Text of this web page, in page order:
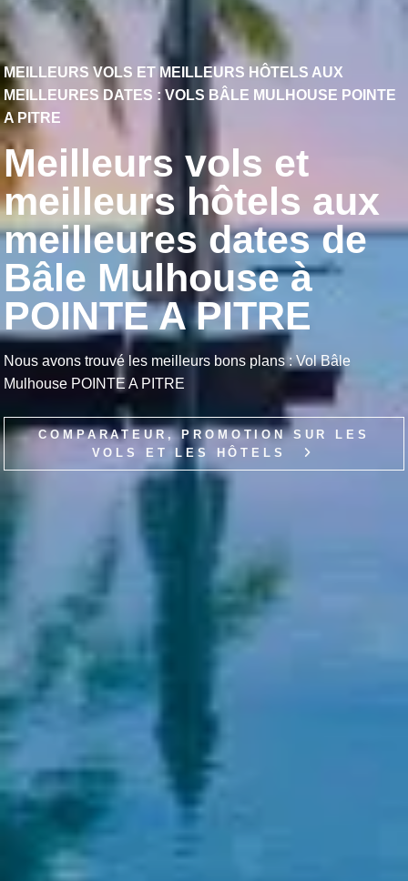
MEILLEURS VOLS ET MEILLEURS HÔTELS AUX
MEILLEURES DATES : VOLS BÂLE MULHOUSE POINTE
A PITRE
Meilleurs vols et
meilleurs hôtels aux
meilleures dates de
Bâle Mulhouse à
POINTE A PITRE
Nous avons trouvé les meilleurs bons plans : Vol Bâle
Mulhouse POINTE A PITRE
COMPARATEUR, PROMOTION SUR LES
VOLS ET LES HÔTELS